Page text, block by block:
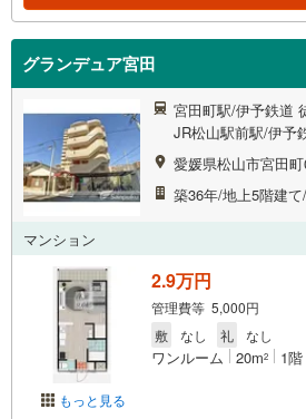
グランデュア宮田
宮田町駅/伊予鉄道
JR松山駅前駅/伊予
愛媛県松山市宮田
築36年/地上5階建
マンション
もっと見る
2.9万円
管理費等 5,000円
敷
なし 礼 なし
ワンルーム 20m2 1階